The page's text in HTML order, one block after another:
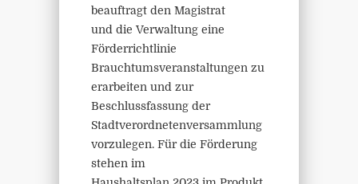
beauftragt den Magistrat
und die Verwaltung eine
Förderrichtlinie
Brauchtumsveranstaltungen zu
erarbeiten und zur
Beschlussfassung der
Stadtverordnetenversammlung
vorzulegen. Für die Förderung
stehen im